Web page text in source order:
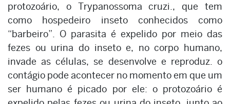
protozoário, o Trypanossoma cruzi., que tem
como hospedeiro inseto conhecidos como
“barbeiro”. O parasita é expelido por meio das
fezes ou urina do inseto e, no corpo humano,
invade as células, se desenvolve e reproduz. o
contágio pode acontecer no momento em que um
ser humano é picado por ele: o protozoário é